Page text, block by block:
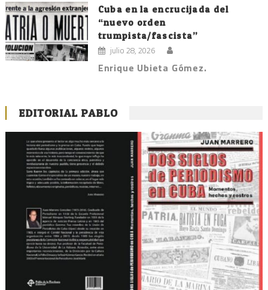
Cuba en la encrucijada del
“nuevo orden
trumpista/fascista”
julio 28, 2026
Enrique Ubieta Gómez.
EDITORIAL PABLO